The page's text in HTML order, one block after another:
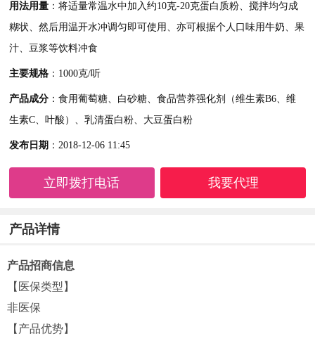
用法用量 ：将适量常温水中加入约10克-20克蛋白质粉、搅拌均匀成
糊状、然后用温开水冲调匀即可使用、亦可根据个人口味用牛奶、果
汁、豆浆等饮料冲食
主要规格 ：1000克/听
产品成分 ：食用葡萄糖、白砂糖、食品营养强化剂（维生素B6、维
生素C、叶酸）、乳清蛋白粉、大豆蛋白粉
发布日期 ：2018-12-06 11:45
立即拨打电话 我要代理
产品详情
产品招商信息
【医保类型】
非医保
【产品优势】